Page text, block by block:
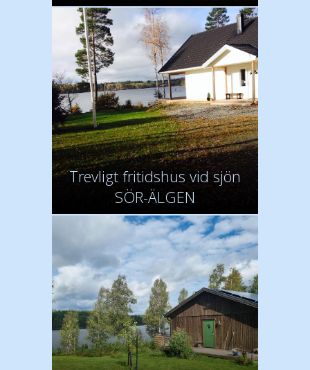
Trevligt fritidshus vid sjön
SÖR-ÄLGEN